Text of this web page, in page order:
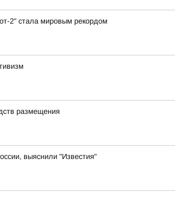
2" стала мировым рекордом
размещения
выяснили "Известия"